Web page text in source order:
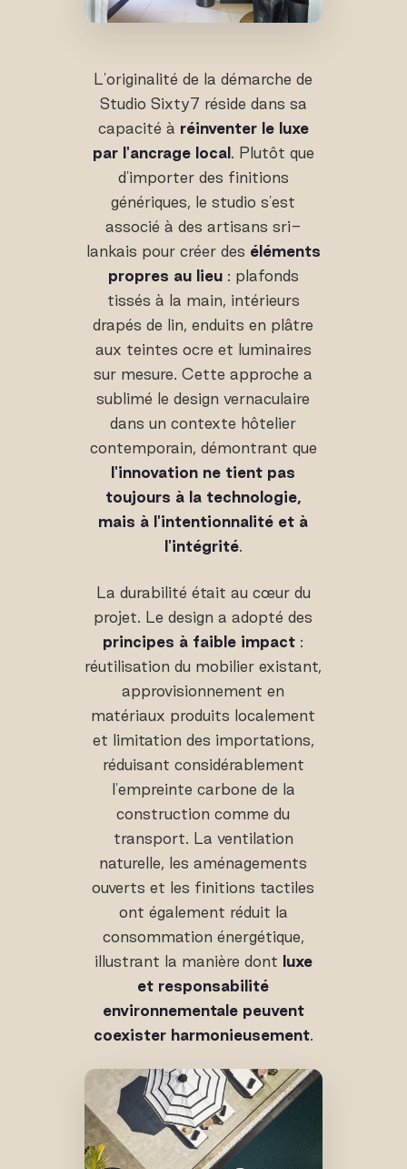
L'originalité de la démarche de
Studio Sixty7 réside dans sa
capacité à réinventer le luxe
par l'ancrage local. Plutôt que
d'importer des finitions
génériques, le studio s'est
associé à des artisans sri-
lankais pour créer des éléments
propres au lieu: plafonds
tissés à la main, intérieurs
drapés de lin, enduits en plâtre
aux teintes ocre et luminaires
sur mesure. Cette approche a
sublimé le design vernaculaire
dans un contexte hôtelier
contemporain, démontrant que
l'innovation ne tient pas
toujours à la technologie,
mais à l'intentionnalité et à
l'intégrité.
La durabilité était au cœur du
projet. Le design a adopté des
principes à faible impact :
réutilisation du mobilier existant,
approvisionnement en
matériaux produits localement
et limitation des importations,
réduisant considérablement
l'empreinte carbone de la
construction comme du
transport. La ventilation
naturelle, les aménagements
ouverts et les finitions tactiles
ont également réduit la
consommation énergétique,
illustrant la manière dont luxe
et responsabilité
environnementale peuvent
coexister harmonieusement.